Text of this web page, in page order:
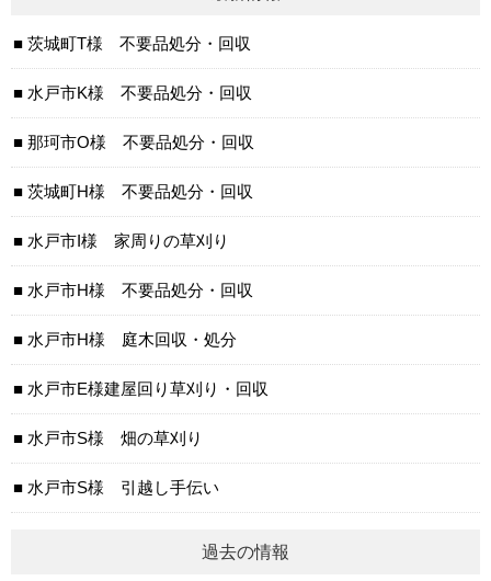
茨城町T様 不要品処分・回収
水戸市K様 不要品処分・回収
那珂市O様 不要品処分・回収
茨城町H様 不要品処分・回収
水戸市I様 家周りの草刈り
水戸市H様 不要品処分・回収
水戸市H様 庭木回収・処分
水戸市E様建屋回り草刈り・回収
水戸市S様 畑の草刈り
水戸市S様 引越し手伝い
過去の情報